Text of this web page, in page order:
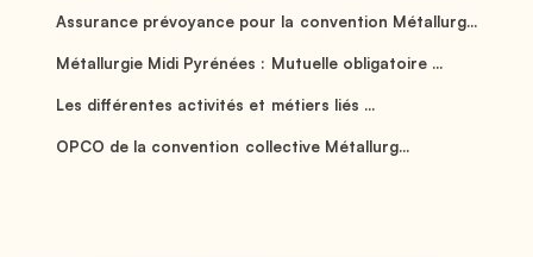
Assurance prévoyance pour la convention Métallurg...
Métallurgie Midi Pyrénées : Mutuelle obligatoire ...
Les différentes activités et métiers liés ...
OPCO de la convention collective Métallurg...